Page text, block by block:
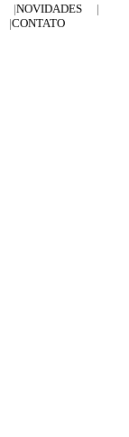
NOVIDADES
CONTATO